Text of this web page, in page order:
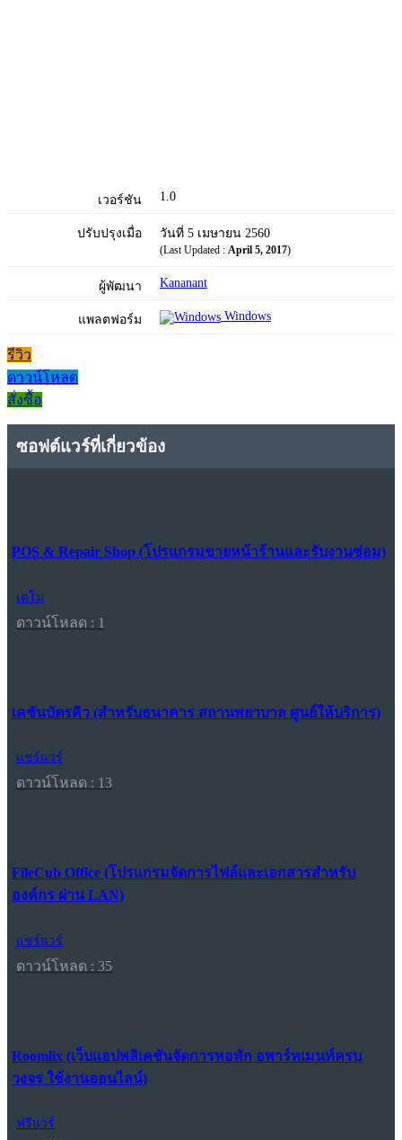
เวอร์ชัน 1.0
ปรับปรุงเมื่อ วันที่ 5 เมษายน 2560
(Last Updated : April 5, 2017)
ผู้พัฒนา Kananant
แพลตฟอร์ม Windows
รีวิว
ดาวน์โหลด
สั่งซื้อ
ซอฟต์แวร์ที่เกี่ยวข้อง
POS & Repair Shop (โปรแกรมขายหน้าร้านและรับงานซ่อม)
เดโม
ดาวน์โหลด : 1
เคชันบัตรคิว (สำหรับธนาคาร สถานพยาบาล ศูนย์ให้บริการ)
แชร์แวร์
ดาวน์โหลด : 13
FileCub Office (โปรแกรมจัดการไฟล์และเอกสารสำหรับ
องค์กร ผ่าน LAN)
แชร์แวร์
ดาวน์โหลด : 35
Roomlix (เว็บแอปพลิเคชันจัดการหอพัก อพาร์ทเมนท์ครบ
วงจร ใช้งานออนไลน์)
ฟรีแวร์